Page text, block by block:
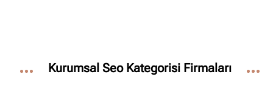
Kurumsal Seo Kategorisi Firmaları
İstanbul Firmaları